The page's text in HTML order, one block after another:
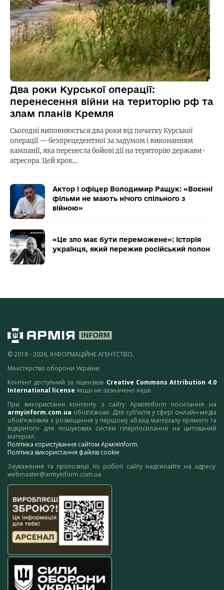
Два роки Курської операції:
перенесення війни на територію рф та
злам планів Кремля
Сьогодні виповнюється два роки від початку Курської
операції — безпрецедентної за задумом і виконанням
кампанії, яка перенесла бойові дії на територію держави-
агресора. Цей крок…
Актор і офіцер Володимир Ращук: «Воєнні
фільми не мають нічого спільного з
війною»
«Це зло має бути переможене»: історія
українця, який пережив російський полон
© 2018 - 2026, ІНФОРМАЦІЙНЕ АГЕНТСТВО,
Міністерство оборони України
Контент доступний за ліцензією Creative Commons Attribution 4.0
International license якщо не зазначено інше.
При використанні контенту з сайту АрміяInform посилання на
armyinform.com.ua обов’язкове. Для суб’єктів у сфері онлайн-медіа
обов’язковим є розміщення у першому абзаці матеріалу прямого та
відкритого для пошукових систем гіперпосилання на цитований
матеріал.
Політика користування сайтом АрміяInform
Політика використання файлів cookie
Зауваження та пропозиції по роботі сайту надсилайте на адресу:
webmaster@armyinform.com.ua